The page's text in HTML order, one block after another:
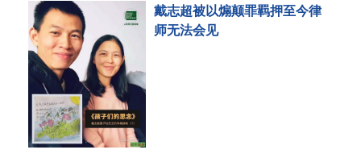
戴志超被以煽颠罪羁押至今律
师无法会见